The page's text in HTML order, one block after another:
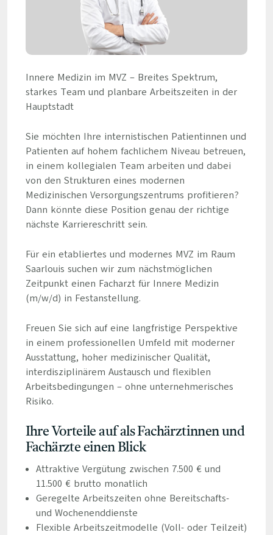
Innere Medizin im MVZ – Breites Spektrum,
starkes Team und planbare Arbeitszeiten in der
Hauptstadt
Sie möchten Ihre internistischen Patientinnen und
Patienten auf hohem fachlichem Niveau betreuen,
in einem kollegialen Team arbeiten und dabei
von den Strukturen eines modernen
Medizinischen Versorgungszentrums profitieren?
Dann könnte diese Position genau der richtige
nächste Karriereschritt sein.
Für ein etabliertes und modernes MVZ im Raum
Saarlouis suchen wir zum nächstmöglichen
Zeitpunkt einen Facharzt für Innere Medizin
(m/w/d) in Festanstellung.
Freuen Sie sich auf eine langfristige Perspektive
in einem professionellen Umfeld mit moderner
Ausstattung, hoher medizinischer Qualität,
interdisziplinärem Austausch und flexiblen
Arbeitsbedingungen – ohne unternehmerisches
Risiko.
Ihre Vorteile auf als Fachärztinnen und
Fachärzte einen Blick
Attraktive Vergütung zwischen 7.500 € und
11.500 € brutto monatlich
Geregelte Arbeitszeiten ohne Bereitschafts-
und Wochenenddienste
Flexible Arbeitszeitmodelle (Voll- oder Teilzeit)